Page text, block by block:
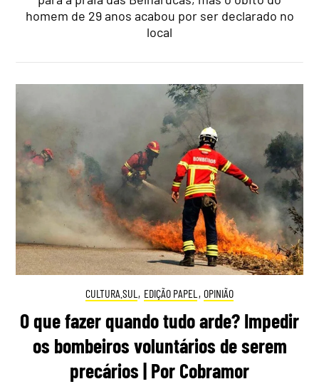
homem de 29 anos acabou por ser declarado no
local
CULTURA.SUL , EDIÇÃO PAPEL , OPINIÃO
O que fazer quando tudo arde? Impedir
os bombeiros voluntários de serem
precários | Por Cobramor